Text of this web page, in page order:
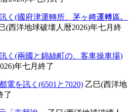
(國府津運轉所、茅ヶ﨑運轉區、
(西洋地球破壊人暦2026)年七月終
く(兩國と錦絲町の、客車操車場)
年七月終了
を訊く(6501と7020) 乙巳(西洋地
了